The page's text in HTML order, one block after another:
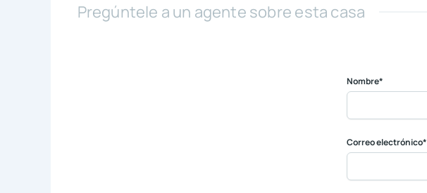
Pregúntele a un agente sobre esta casa
Nombre*
Correo electrónico*